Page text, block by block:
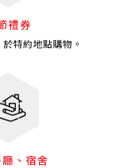
禮券
特約地點購物。
、宿舍